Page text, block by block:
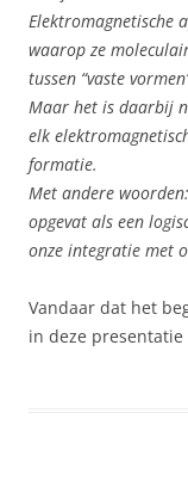
Elektromagnetische
waarop ze
tussen “vaste
Maar het is daarbij
elk
formatie.
Met andere
opgevat als een
onze integratie met
Vandaar dat het
in deze